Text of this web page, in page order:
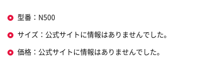
型番：N500
サイズ：公式サイトに情報はありませんでした。
価格：公式サイトに情報はありませんでした。